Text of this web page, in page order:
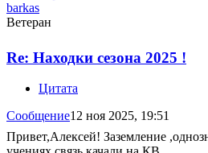
barkas
Ветеран
Re: Находки сезона 2025 !
Цитата
Сообщение12 ноя 2025, 19:51
Привет,Алексей! Заземление